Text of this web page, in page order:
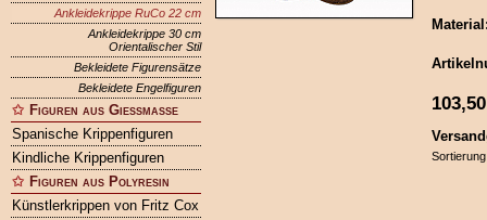
Ankleidekrippe RuCo 22 cm
Ankleidekrippe 30 cm
Orientalischer Stil
Bekleidete Figurensätze
Bekleidete Engelfiguren
Figuren aus Gießmasse
Spanische Krippenfiguren
Kindliche Krippenfiguren
Figuren aus Polyresin
Künstlerkrippen von Fritz Cox
103,50